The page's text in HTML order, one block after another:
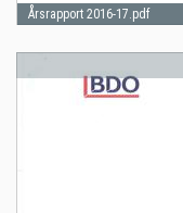
Årsrapport 2016-17.pdf